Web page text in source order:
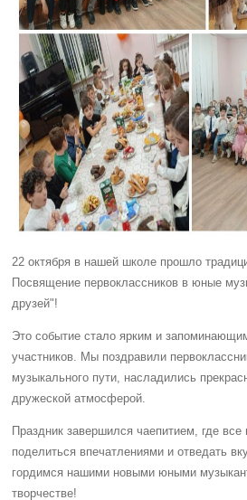
22 октября в нашей школе прошло
Посвящение первоклассников в юные
друзей"!
Это событие стало ярким и
участников. Мы поздравили
музыкального пути, насладились
дружеской атмосферой.
Праздник завершился чаепитием, где
поделиться впечатлениями и отведать
гордимся нашими новыми юными
творчестве!